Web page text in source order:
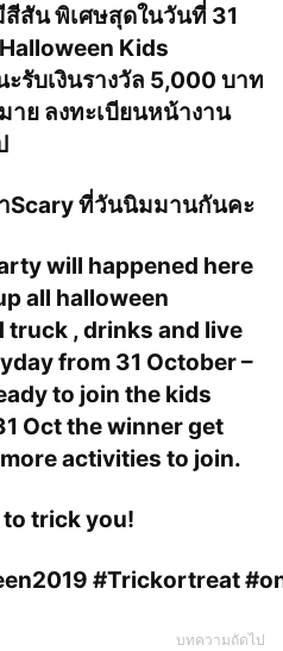
สัน พิเศษสุดในวันที่ 31
Kids
รับเงินรางวัล 5,000 บาท
ย ลงทะเบียนหน้างาน
Scary ที่วันนิมมานกันคะ
will happened here
all halloween
truck , drinks and live
from 31 October –
to join the kids
Oct the winner get
activities to join.
to trick you!
#Trickortreat#
บทความถัดไป